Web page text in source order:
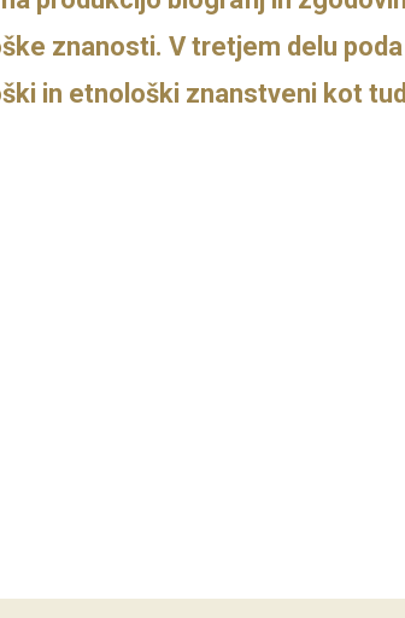
znanosti. V tretjem delu
in etnološki znanstveni kot